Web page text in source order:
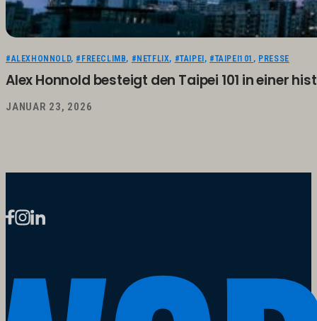
#ALEXHONNOLD, #FREECLIMB, #NETFLIX, #TAIPEI , #TAIPEI101 , PRESSE
Alex Honnold besteigt den Taipei 101 in einer
JANUAR 23, 2026